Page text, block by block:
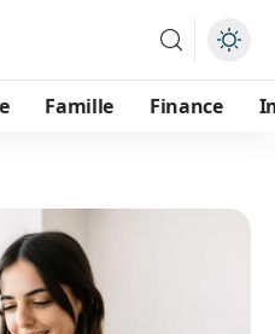
Famille Finance